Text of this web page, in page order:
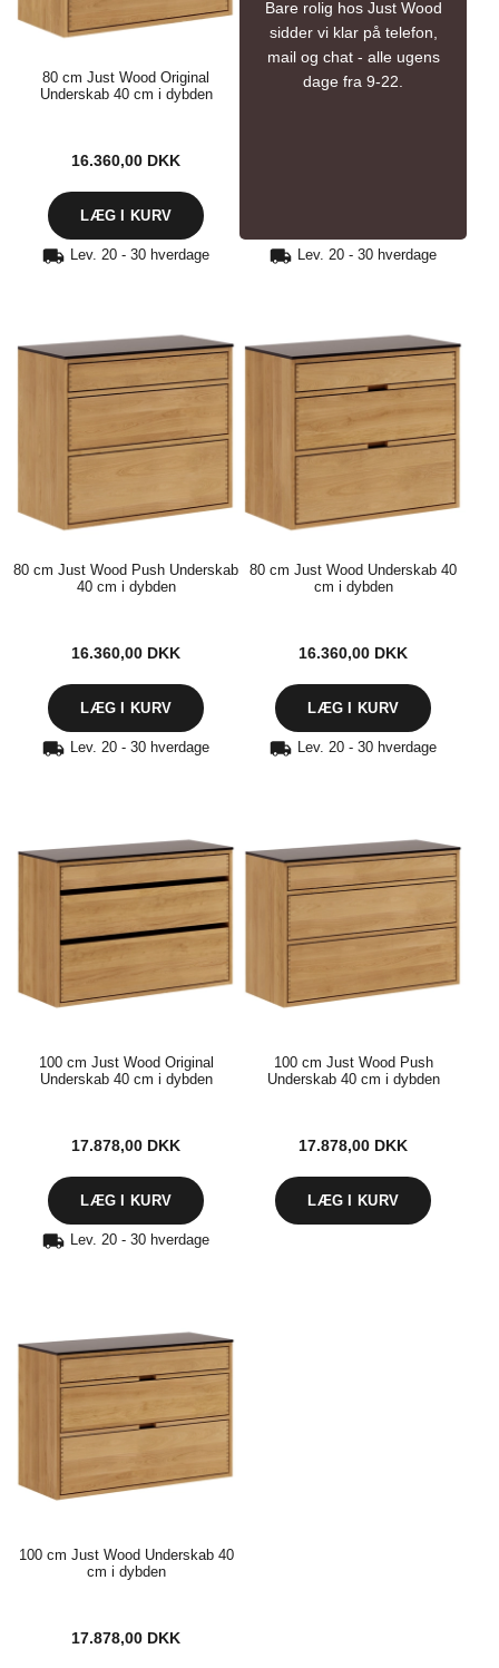
80 cm Just Wood Original
Underskab 40 cm i dybden
16.360,00 DKK
Bare rolig hos Just Wood
sidder vi klar på telefon,
mail og chat - alle ugens
dage fra 9-22.
Lev. 20 - 30 hverdage
80 cm Just Wood Push Underskab
40 cm i dybden
16.360,00 DKK
Lev. 20 - 30 hverdage
80 cm Just Wood Underskab 40
cm i dybden
16.360,00 DKK
Lev. 20 - 30 hverdage
100 cm Just Wood Original
Underskab 40 cm i dybden
17.878,00 DKK
Lev. 20 - 30 hverdage
100 cm Just Wood Push
Underskab 40 cm i dybden
17.878,00 DKK
Lev. 20 - 30 hverdage
100 cm Just Wood Underskab 40
cm i dybden
17.878,00 DKK